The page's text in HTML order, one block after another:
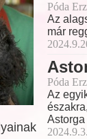
Póda
Az
már
Póda
Az
Astorga